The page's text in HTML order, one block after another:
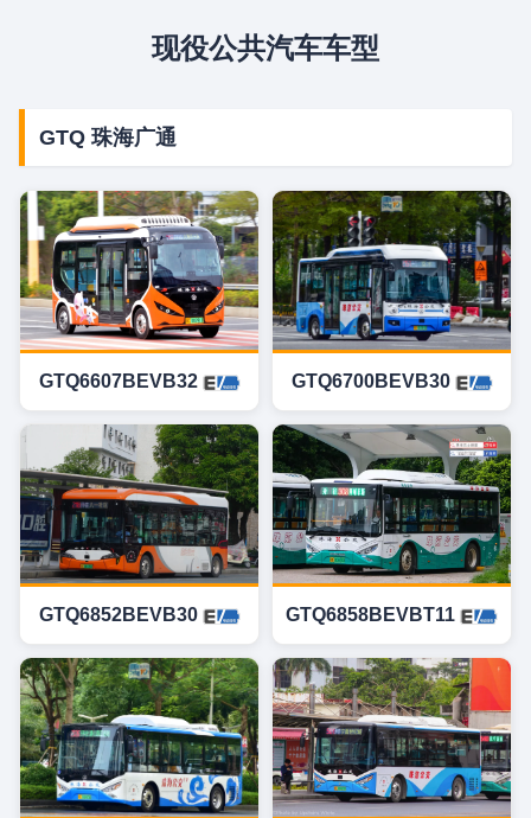
现役公共汽车车型
GTQ 珠海广通
GTQ6607BEVB32 GTQ6700BEVB30
GTQ6852BEVB30 GTQ6858BEVBT11